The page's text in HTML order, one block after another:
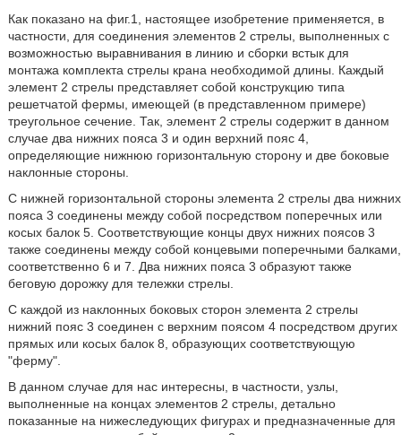
Как показано на фиг.1, настоящее изобретение применяется, в
частности, для соединения элементов 2 стрелы, выполненных с
возможностью выравнивания в линию и сборки встык для
монтажа комплекта стрелы крана необходимой длины. Каждый
элемент 2 стрелы представляет собой конструкцию типа
решетчатой фермы, имеющей (в представленном примере)
треугольное сечение. Так, элемент 2 стрелы содержит в данном
случае два нижних пояса 3 и один верхний пояс 4,
определяющие нижнюю горизонтальную сторону и две боковые
наклонные стороны.
С нижней горизонтальной стороны элемента 2 стрелы два нижних
пояса 3 соединены между собой посредством поперечных или
косых балок 5. Соответствующие концы двух нижних поясов 3
также соединены между собой концевыми поперечными балками,
соответственно 6 и 7. Два нижних пояса 3 образуют также
беговую дорожку для тележки стрелы.
С каждой из наклонных боковых сторон элемента 2 стрелы
нижний пояс 3 соединен с верхним поясом 4 посредством других
прямых или косых балок 8, образующих соответствующую
"ферму".
В данном случае для нас интересны, в частности, узлы,
выполненные на концах элементов 2 стрелы, детально
показанные на нижеследующих фигурах и предназначенные для